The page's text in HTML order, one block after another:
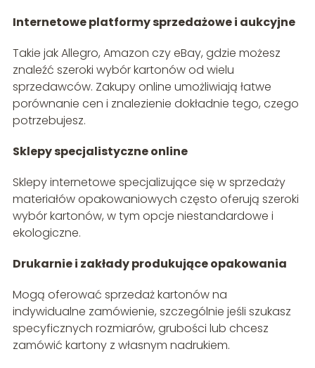
Internetowe platformy sprzedażowe i aukcyjne
Takie jak Allegro, Amazon czy eBay, gdzie możesz
znaleźć szeroki wybór kartonów od wielu
sprzedawców. Zakupy online umożliwiają łatwe
porównanie cen i znalezienie dokładnie tego, czego
potrzebujesz.
Sklepy specjalistyczne online
Sklepy internetowe specjalizujące się w sprzedaży
materiałów opakowaniowych często oferują szeroki
wybór kartonów, w tym opcje niestandardowe i
ekologiczne.
Drukarnie i zakłady produkujące opakowania
Mogą oferować sprzedaż kartonów na
indywidualne zamówienie, szczególnie jeśli szukasz
specyficznych rozmiarów, grubości lub chcesz
zamówić kartony z własnym nadrukiem.